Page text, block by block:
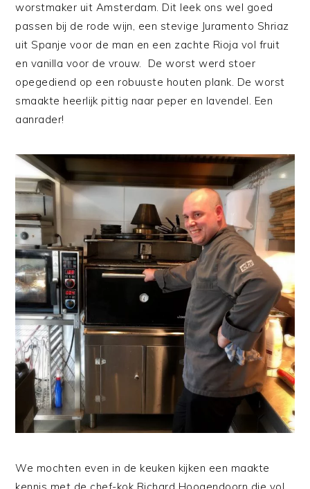
worstmaker uit Amsterdam. Dit leek ons wel goed
passen bij de rode wijn, een stevige Juramento Shriaz
uit Spanje voor de man en een zachte Rioja vol fruit
en vanilla voor de vrouw. De worst werd stoer
opegediend op een robuuste houten plank. De worst
smaakte heerlijk pittig naar peper en lavendel. Een
aanrader!
We mochten even in de keuken kijken een maakte